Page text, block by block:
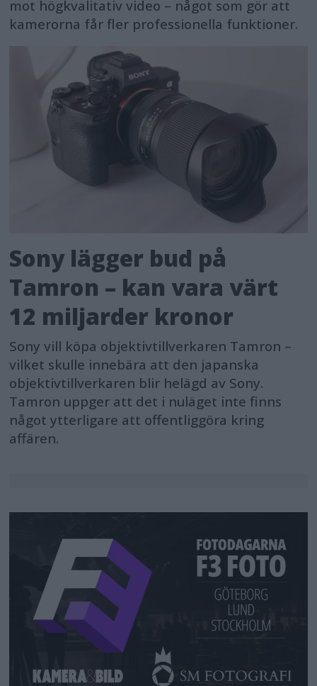
mot högkvalitativ video – något som gör att
kamerorna får fler professionella funktioner.
Sony lägger bud på
Tamron – kan vara värt
12 miljarder kronor
Sony vill köpa objektivtillverkaren Tamron –
vilket skulle innebära att den japanska
objektivtillverkaren blir helägd av Sony.
Tamron uppger att det i nuläget inte finns
något ytterligare att offentliggöra kring
affären.